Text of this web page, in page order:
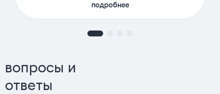
подробнее
вопросы и
ответы